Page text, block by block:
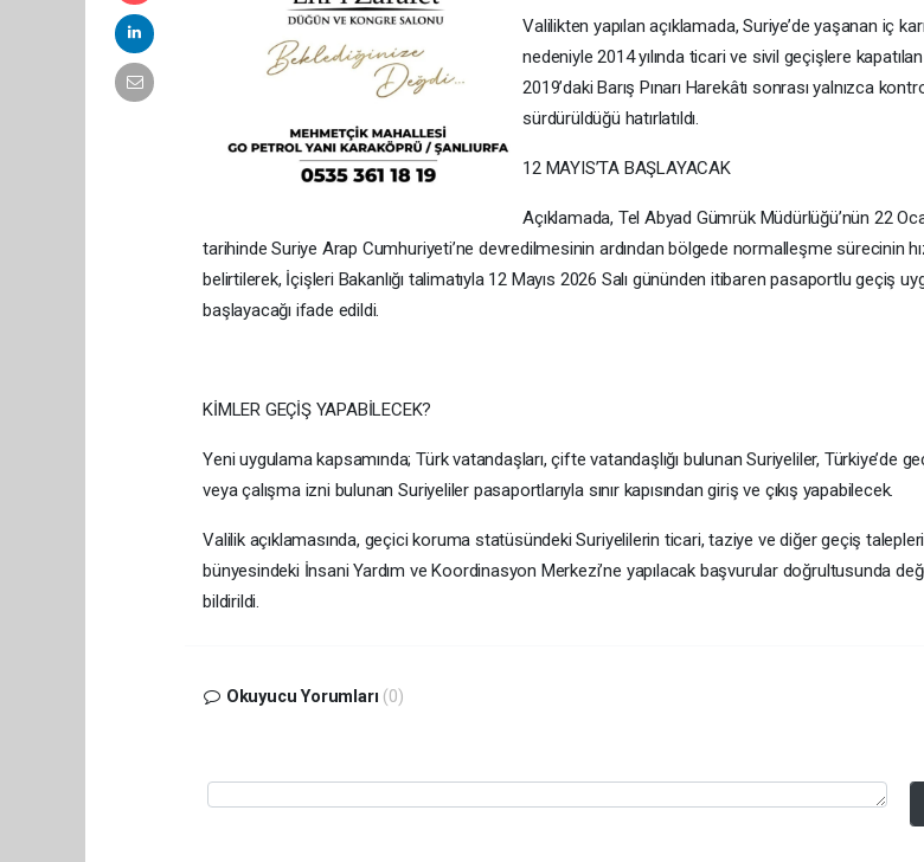
Valilikten yapılan açıklamada, Suriye’de yaşanan iç
nedeniyle 2014 yılında ticari ve sivil geçişlere kapatılan
2019’daki Barış Pınarı Harekâtı sonrası yalnızca
sürdürüldüğü hatırlatıldı.
12 MAYIS’TA BAŞLAYACAK
Açıklamada, Tel Abyad Gümrük Müdürlüğü’nün 22
tarihinde Suriye Arap Cumhuriyeti’ne devredilmesinin ardından bölgede normalleşme sürecinin
belirtilerek, İçişleri Bakanlığı talimatıyla 12 Mayıs 2026 Salı gününden itibaren pasaportlu geçiş
başlayacağı ifade edildi.
KİMLER GEÇİŞ YAPABİLECEK?
Yeni uygulama kapsamında; Türk vatandaşları, çifte vatandaşlığı bulunan Suriyeliler, Türkiye’de
veya çalışma izni bulunan Suriyeliler pasaportlarıyla sınır kapısından giriş ve çıkış yapabilecek.
Valilik açıklamasında, geçici koruma statüsündeki Suriyelilerin ticari, taziye ve diğer geçiş
bünyesindeki İnsani Yardım ve Koordinasyon Merkezi’ne yapılacak başvurular doğrultusunda
bildirildi.
Okuyucu Yorumları (0)